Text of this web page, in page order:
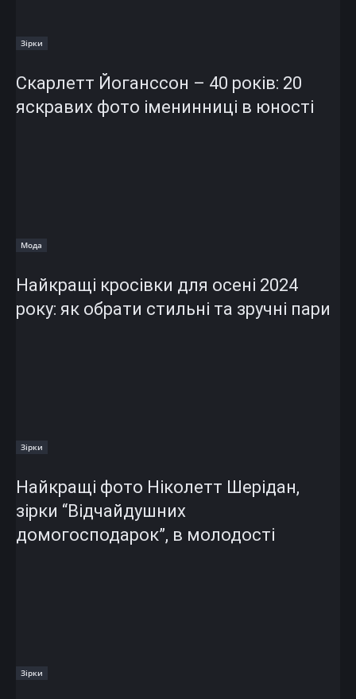
Зірки
Скарлетт Йоганссон – 40 років: 20
яскравих фото іменинниці в юності
Мода
Найкращі кросівки для осені 2024
року: як обрати стильні та зручні пари
Зірки
Найкращі фото Ніколетт Шерідан,
зірки “Відчайдушних
домогосподарок”, в молодості
Зірки